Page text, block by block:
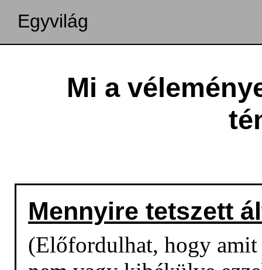
Egyvilág
Mi a
Mennyire tetszett
(Előfordulhat, hogy amit